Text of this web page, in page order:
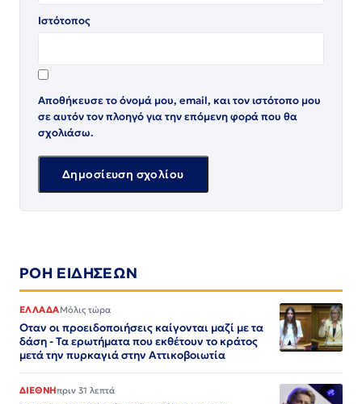
Ιστότοπος
Αποθήκευσε το όνομά μου, email, και τον ιστότοπο μου
σε αυτόν τον πλοηγό για την επόμενη φορά που θα
σχολιάσω.
ΡΟΗ ΕΙΔΗΣΕΩΝ
ΕΛΛΑΔΑΜόλις τώρα
Οταν οι προειδοποιήσεις καίγονται μαζί με τα
δάση - Τα ερωτήματα που εκθέτουν το κράτος
μετά την πυρκαγιά στην Αττικοβοιωτία
ΔΙΕΘΝΗπριν 31 λεπτά